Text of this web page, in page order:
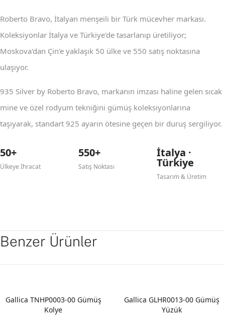
Roberto Bravo, İtalyan menşeili bir Türk mücevher markası.
Koleksiyonlar İtalya ve Türkiye'de tasarlanıp üretiliyor;
Moskova'dan Çin'e yaklaşık 50 ülke ve 550 satış noktasına
ulaşıyor.
935 Silver by Roberto Bravo, markanın imzası haline gelen sıcak
mine ve özel rodyum tekniğini gümüş koleksiyonlarına
taşıyarak, standart 925 ayarın ötesine geçen bir duruş sergiliyor.
50+
Ülkeye İhracat
550+
Satış Noktası
İtalya ·
Türkiye
Tasarım & Üretim
Benzer Ürünler
Gallica TNHP0003-00 Gümüş
Kolye
Gallica GLHR0013-00 Gümüş
Yüzük